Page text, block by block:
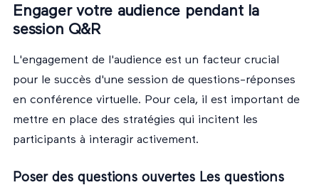
Engager votre audience pendant la
session Q&R
L'engagement de l'audience est un facteur crucial
pour le succès d'une session de questions-réponses
en conférence virtuelle. Pour cela, il est important de
mettre en place des stratégies qui incitent les
participants à interagir activement.
Poser des questions ouvertes Les questions